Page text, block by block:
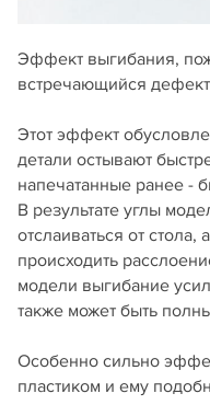
Эффект выгибания,
встречающийся
Этот эффект
детали остывают
напечатанные ранее -
В результате углы
отслаиваться от
происходить
модели выгибание
также может быть
Особенно сильно
пластиком и ему